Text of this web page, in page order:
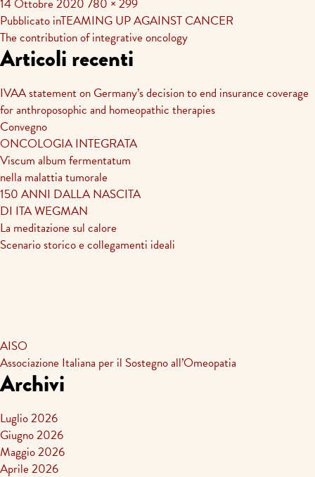
14 Ottobre 2020 780 × 299
Navigazione
articoli
Pubblicato inTEAMING UP AGAINST CANCER
The contribution of integrative oncology
Articoli recenti
IVAA statement on Germany’s decision to end insurance coverage
for anthroposophic and homeopathic therapies
Convegno
ONCOLOGIA INTEGRATA
Viscum album fermentatum
nella malattia tumorale
150 ANNI DALLA NASCITA
DI ITA WEGMAN
La meditazione sul calore
Scenario storico e collegamenti ideali
AISO
Associazione Italiana per il Sostegno all’Omeopatia
Archivi
Luglio 2026
Giugno 2026
Maggio 2026
Aprile 2026